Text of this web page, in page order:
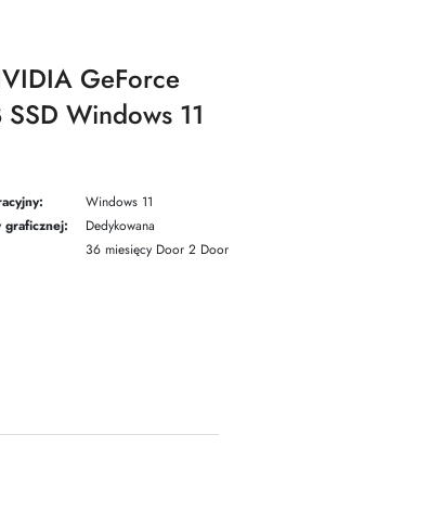
GeForce
Windows 11
Windows 11
graficznej:
Dedykowana
36 miesięcy Door 2 Door